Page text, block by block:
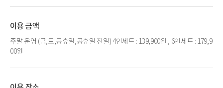
이용 금액
주말 운영 (금,토,공휴일,공휴일 전일) 4인세트 : 139,900원 , 6인세트 : 179,9
00원